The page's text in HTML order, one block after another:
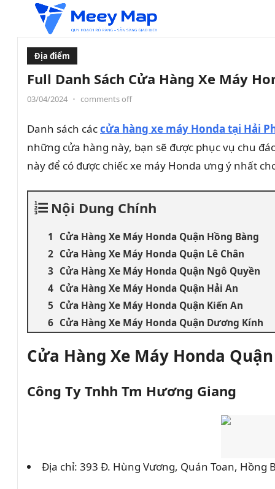
Địa điểm
Full Danh Sách Cửa Hàng Xe Máy
03/04/2024 • comments off
Danh sách cáccửa hàng xe máy Honda tại Hải
những cửa hàng này, bạn sẽ được phục vụ chu
này để có được chiếc xe máy Honda ưng ý nhất
Nội Dung Chính
Cửa Hàng Xe Máy Honda Quận Hồng Bàng
Cửa Hàng Xe Máy Honda Quận Lê Chân
Cửa Hàng Xe Máy Honda Quận Ngô Quyền
Cửa Hàng Xe Máy Honda Quận Hải An
Cửa Hàng Xe Máy Honda Quận Kiến An
Cửa Hàng Xe Máy Honda Quận Dương Kính
Cửa Hàng Xe Máy Honda
Công Ty Tnhh Tm Hương Giang
Địa chỉ: 393 Đ. Hùng Vương, Quán Toan, Hồng